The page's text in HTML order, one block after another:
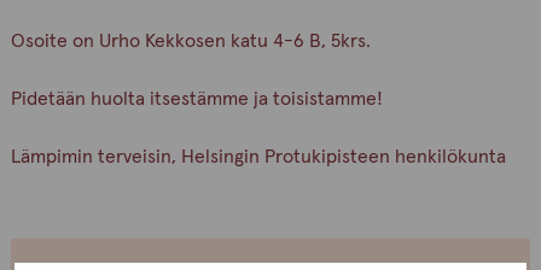
Osoite on Urho Kekkosen katu 4-6 B, 5krs.
Pidetään huolta itsestämme ja toisistamme!
Lämpimin terveisin, Helsingin Protukipisteen henkilökunta